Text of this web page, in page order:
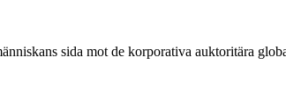
sida mot de korporativa auktoritära